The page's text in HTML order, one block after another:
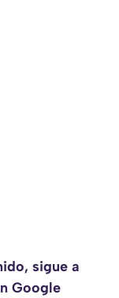
sigue a
Google